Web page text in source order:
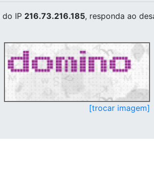
do IP 216.73.216.185, responda ao
[trocar imagem]